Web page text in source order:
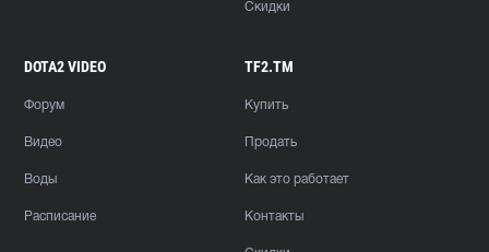
Скидки
DOTA2 VIDEO
Форум
Видео
Воды
Расписание
TF2.TM
Купить
Продать
Как это работает
Контакты